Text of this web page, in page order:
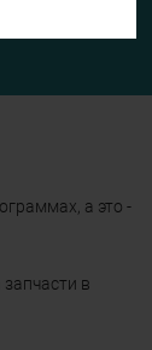
а это -
в